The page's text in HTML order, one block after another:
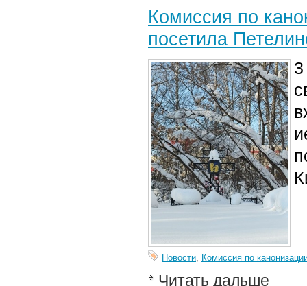
Комиссия по
посетила
Новости, Комиссия по
Читать дальше